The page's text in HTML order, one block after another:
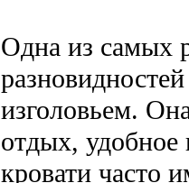
Одна из самых
изголовьем.
отдых, удобное
кровати часто